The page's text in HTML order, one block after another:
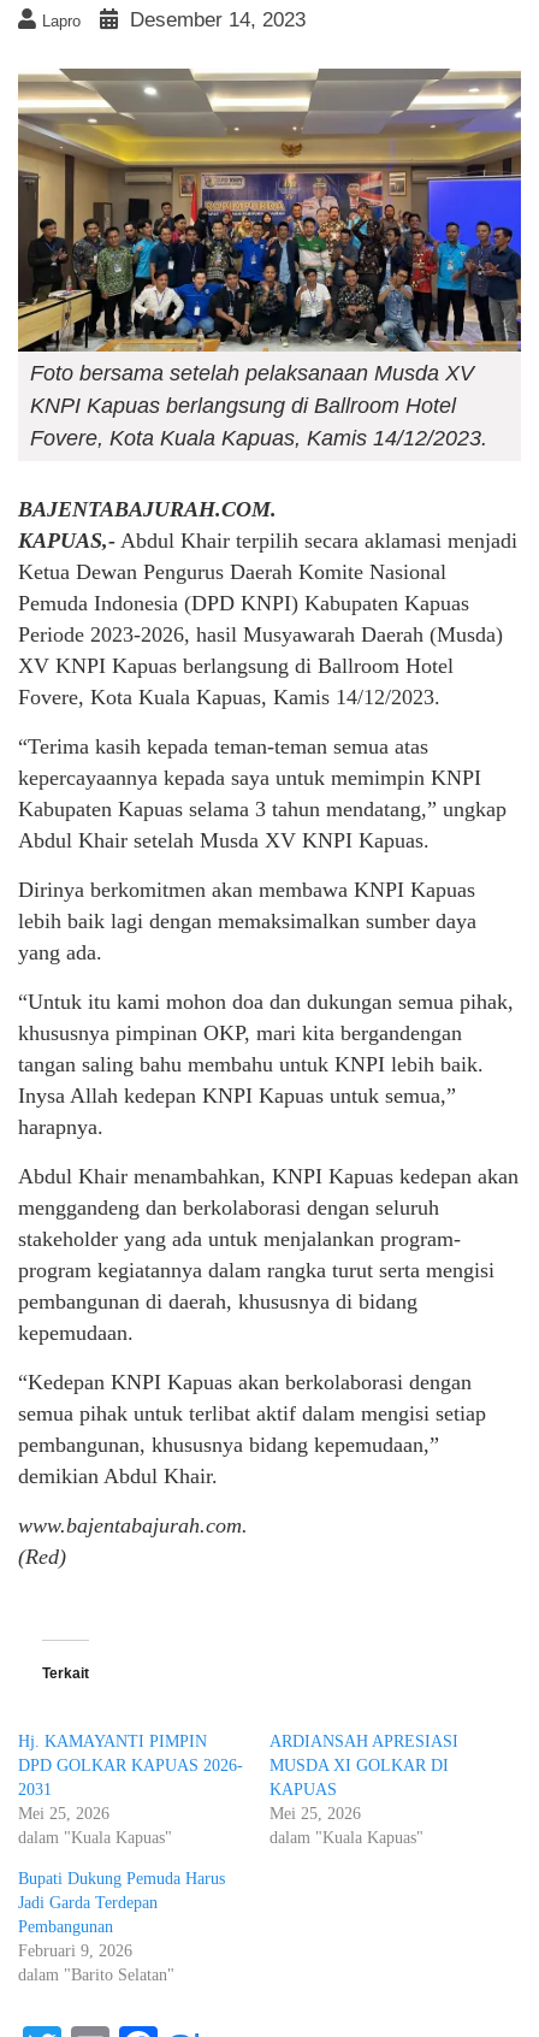
Lapro Desember 14, 2023
Foto bersama setelah pelaksanaan Musda XV
KNPI Kapuas berlangsung di Ballroom Hotel
Fovere, Kota Kuala Kapuas, Kamis 14/12/2023.
BAJENTABAJURAH.COM.
KAPUAS,- Abdul Khair terpilih secara aklamasi menjadi
Ketua Dewan Pengurus Daerah Komite Nasional
Pemuda Indonesia (DPD KNPI) Kabupaten Kapuas
Periode 2023-2026, hasil Musyawarah Daerah (Musda)
XV KNPI Kapuas berlangsung di Ballroom Hotel
Fovere, Kota Kuala Kapuas, Kamis 14/12/2023.
“Terima kasih kepada teman-teman semua atas
kepercayaannya kepada saya untuk memimpin KNPI
Kabupaten Kapuas selama 3 tahun mendatang,” ungkap
Abdul Khair setelah Musda XV KNPI Kapuas.
Dirinya berkomitmen akan membawa KNPI Kapuas
lebih baik lagi dengan memaksimalkan sumber daya
yang ada.
“Untuk itu kami mohon doa dan dukungan semua pihak,
khususnya pimpinan OKP, mari kita bergandengan
tangan saling bahu membahu untuk KNPI lebih baik.
Inysa Allah kedepan KNPI Kapuas untuk semua,”
harapnya.
Abdul Khair menambahkan, KNPI Kapuas kedepan akan
menggandeng dan berkolaborasi dengan seluruh
stakeholder yang ada untuk menjalankan program-
program kegiatannya dalam rangka turut serta mengisi
pembangunan di daerah, khususnya di bidang
kepemudaan.
“Kedepan KNPI Kapuas akan berkolaborasi dengan
semua pihak untuk terlibat aktif dalam mengisi setiap
pembangunan, khususnya bidang kepemudaan,”
demikian Abdul Khair.
www.bajentabajurah.com.
(Red)
Terkait
Hj. KAMAYANTI PIMPIN
DPD GOLKAR KAPUAS 2026-
2031
Mei 25, 2026
dalam "Kuala Kapuas"
ARDIANSAH APRESIASI
MUSDA XI GOLKAR DI
KAPUAS
Mei 25, 2026
dalam "Kuala Kapuas"
Bupati Dukung Pemuda Harus
Jadi Garda Terdepan
Pembangunan
Februari 9, 2026
dalam "Barito Selatan"